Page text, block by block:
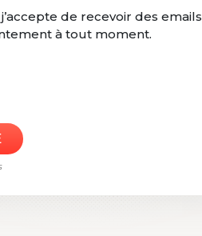
de recevoir des emails
à tout moment.